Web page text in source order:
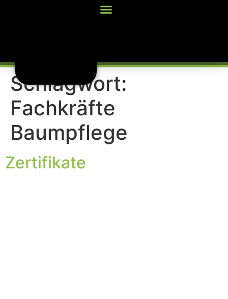
Schlagwort:
Fachkräfte
Baumpflege
Zertifikate